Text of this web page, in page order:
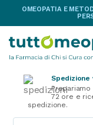
OMEOPATIA E
Spedizione
72 ore e
spedizione.